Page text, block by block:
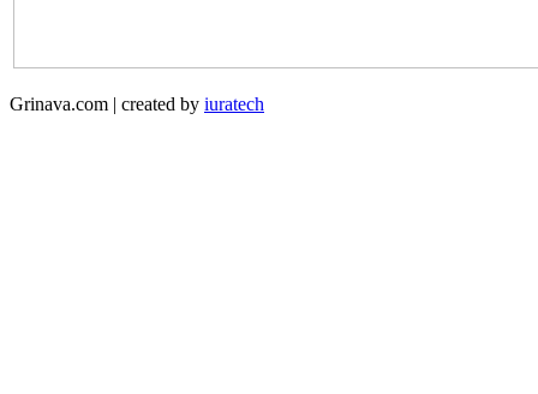
Grinava.com | created by iuratech